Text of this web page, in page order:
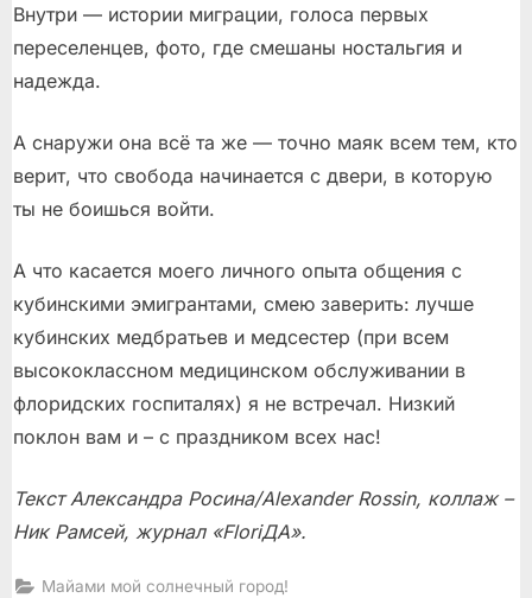
Внутри — истории миграции, голоса первых
переселенцев, фото, где смешаны ностальгия и
надежда.
А снаружи она всё та же — точно маяк всем тем, кто
верит, что свобода начинается с двери, в которую
ты не боишься войти.
А что касается моего личного опыта общения с
кубинскими эмигрантами, смею заверить: лучше
кубинских медбратьев и медсестер (при всем
высококлассном медицинском обслуживании в
флоридских госпиталях) я не встречал. Низкий
поклон вам и – с праздником всех нас!
Текст Александра Росина/Alexander Rossin, коллаж –
Ник Рамсей, журнал «FloriДА».
Майами мой солнечный город!